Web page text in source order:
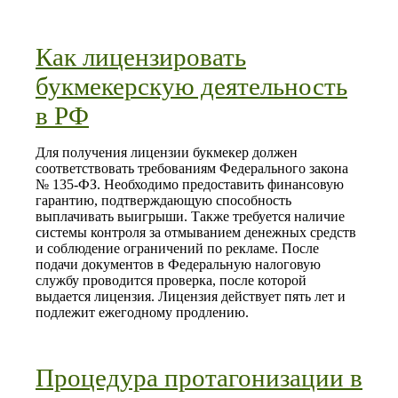
Как лицензировать
букмекерскую деятельность
в РФ
Для получения лицензии букмекер должен
соответствовать требованиям Федерального закона
№ 135‑ФЗ. Необходимо предоставить финансовую
гарантию, подтверждающую способность
выплачивать выигрыши. Также требуется наличие
системы контроля за отмыванием денежных средств
и соблюдение ограничений по рекламе. После
подачи документов в Федеральную налоговую
службу проводится проверка, после которой
выдается лицензия. Лицензия действует пять лет и
подлежит ежегодному продлению.
Процедура протагонизации в